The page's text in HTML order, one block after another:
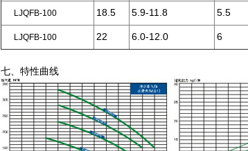
LJQFB-100 18.5 5.9-11.8 5.5
LJQFB-100 22 6.0-12.0 6
七、特性曲线